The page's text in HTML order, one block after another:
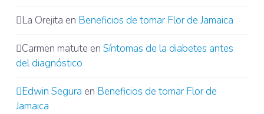
La Orejita en Beneficios de tomar Flor de Jamaica
Carmen matute en Síntomas de la diabetes antes
del diagnóstico
Edwin Segura en Beneficios de tomar Flor de
Jamaica